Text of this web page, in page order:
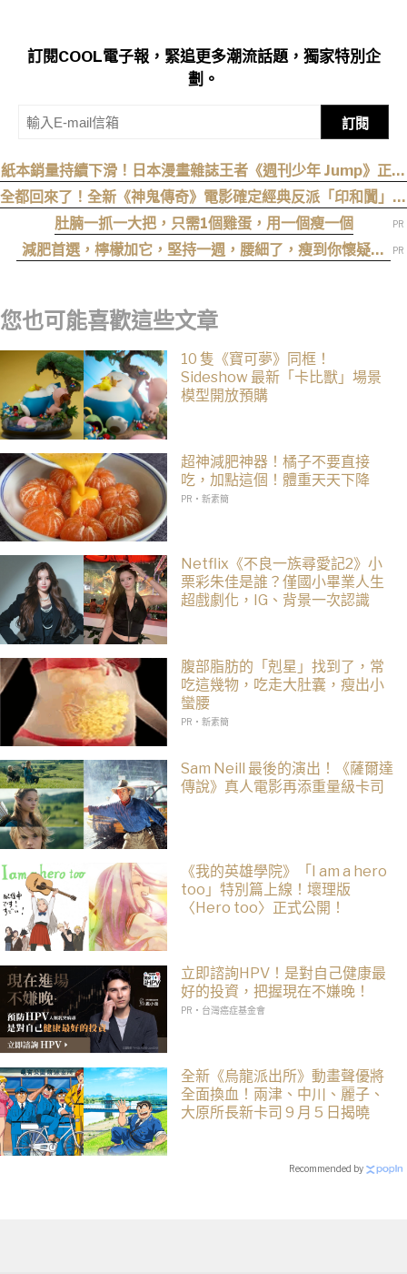
訂閱COOL電子報，緊追更多潮流話題，獨家特別企
劃。
訂閱
紙本銷量持續下滑！日本漫畫雜誌王者《週刊少年 Jump》正式
跌破百萬大關
全都回來了！全新《神鬼傳奇》電影確定經典反派「印和闐」也
會回歸
肚腩一抓一大把，只需1個雞蛋，用一個瘦一個
減肥首選，檸檬加它，堅持一週，腰細了，瘦到你懷疑人
您也可能喜歡這些文章
10 隻《寶可夢》同框！
Sideshow 最新「卡比獸」場景
模型開放預購
超神減肥神器！橘子不要直接
吃，加點這個！體重天天下降
PR・新素簡
Netflix《不良一族尋愛記2》小
栗彩朱佳是誰？僅國小畢業人生
超戲劇化，IG、背景一次認識
腹部脂肪的「剋星」找到了，常
吃這幾物，吃走大肚囊，瘦出小
蠻腰
PR・新素簡
Sam Neill 最後的演出！《薩爾達
傳說》真人電影再添重量級卡司
《我的英雄學院》「I am a hero
too」特別篇上線！壞理版
〈Hero too〉正式公開！
立即諮詢HPV！是對自己健康最
好的投資，把握現在不嫌晚！
PR・台灣癌症基金會
全新《烏龍派出所》動畫聲優將
全面換血！兩津、中川、麗子、
大原所長新卡司 9 月 5 日揭曉
Recommended by